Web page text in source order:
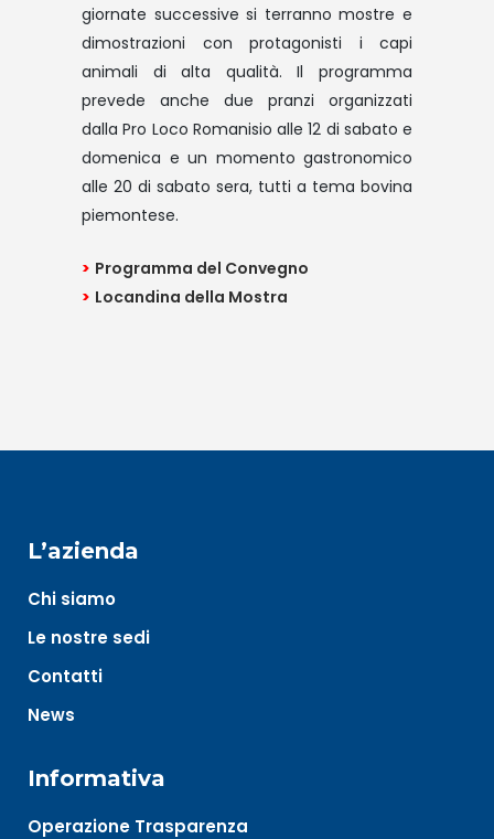
giornate successive si terranno mostre e
dimostrazioni con protagonisti i capi
animali di alta qualità. Il programma
prevede anche due pranzi organizzati
dalla Pro Loco Romanisio alle 12 di sabato e
domenica e un momento gastronomico
alle 20 di sabato sera, tutti a tema bovina
piemontese.
> Programma del Convegno
> Locandina della Mostra
L’azienda
Chi siamo
Le nostre sedi
Contatti
News
Informativa
Operazione Trasparenza